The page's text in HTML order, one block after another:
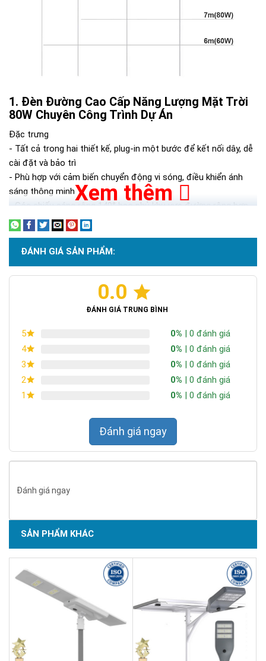
Đèn Đường Cao Cấp Năng Lượng Mặt Trời
80W Chuyên Công Trình Dự Án
Đặc trưng
- Tất cả trong hai thiết kế, plug-in một bước để kết nối dây, dễ
cài đặt và bảo trì
- Phù hợp với cảm biến chuyển động vi sóng, điều khiển ánh
sáng thông minh
- Góc chiếu sáng rộng 140° bao phủ khu vực đường rộng hơn
- Hộp pin lớn, tích hợp pin sắt lithium phosphate, thời gian sạc
dự phòng lâu
Xem thêm
ĐÁNH GIÁ SẢN PHẨM:
0.0
ĐÁNH GIÁ TRUNG BÌNH
5 0% | 0 đánh giá
4
0% | 0 đánh giá
3
0% | 0 đánh giá
2
0% | 0 đánh giá
1
0% | 0 đánh giá
Đánh giá ngay
Đánh giá ngay
SẢN PHẨM KHÁC